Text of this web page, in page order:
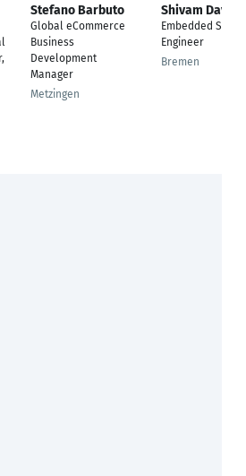
Stefano Barbuto
Global eCommerce
Business
Development
Manager
Metzingen
Shivam Dave
Embedded System
Engineer
Bremen